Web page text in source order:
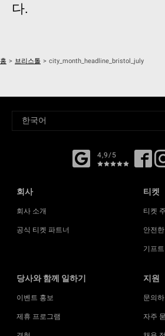
다.
홈 > 브리스톨 > city_month_headline_bristol_july
4,9/5
회사
회사 소개
공식 티켓 파트너
티켓
티켓
안전
기프
당사와 함께 일하기
이벤트 홍보
제휴 프로그램
지원
문의하
자주